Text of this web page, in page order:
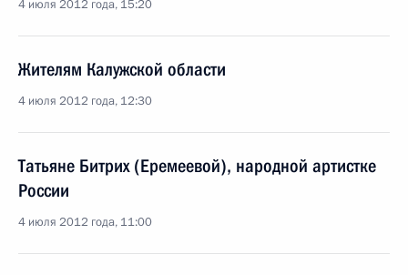
4 июля 2012 года, 15:20
Жителям Калужской области
4 июля 2012 года, 12:30
Татьяне Битрих (Еремеевой), народной артистке
России
4 июля 2012 года, 11:00